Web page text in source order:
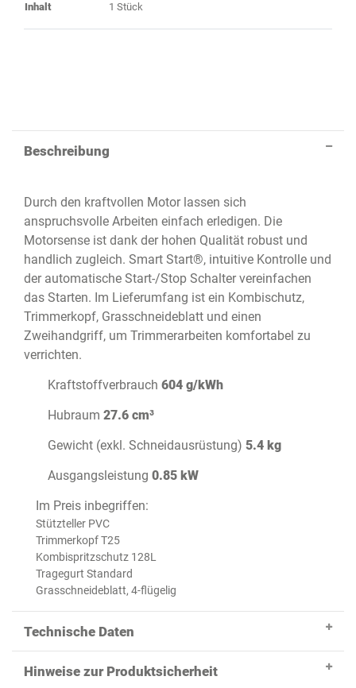
Inhalt
1 Stück
Beschreibung
Durch den kraftvollen Motor lassen sich
anspruchsvolle Arbeiten einfach erledigen. Die
Motorsense ist dank der hohen Qualität robust und
handlich zugleich. Smart Start®, intuitive Kontrolle und
der automatische Start-/Stop Schalter vereinfachen
das Starten. Im Lieferumfang ist ein Kombischutz,
Trimmerkopf, Grasschneideblatt und einen
Zweihandgriff, um Trimmerarbeiten komfortabel zu
verrichten.
Kraftstoffverbrauch 604 g/kWh
Hubraum 27.6 cm³
Gewicht (exkl. Schneidausrüstung) 5.4 kg
Ausgangsleistung 0.85 kW
Im Preis inbegriffen:
Stützteller PVC
Trimmerkopf T25
Kombispritzschutz 128L
Tragegurt Standard
Grasschneideblatt, 4-flügelig
Technische Daten
Hinweise zur Produktsicherheit